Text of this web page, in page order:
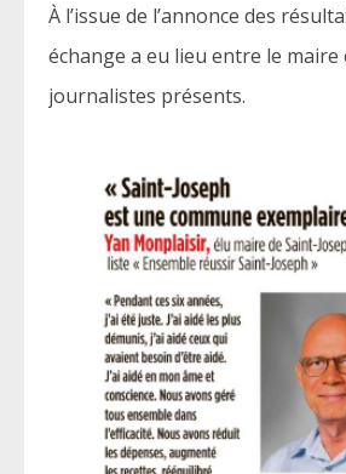
À l’issue de l’annonce des
échange a eu lieu entre le maire
journalistes présents.